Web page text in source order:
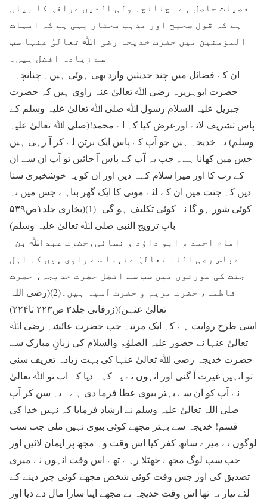
فضیلت حاصل ہے۔ چنانچہ ولی الدین عراقی کا بیان
ہے کہ قول صحیح اور مذہب مختار یہی ہے کہ امہات
المؤمنین میں حضرت خدیجہ رضی اﷲ تعالیٰ عنہا سب
سے زیادہ افضل ہیں۔
حضرت ابوہریرہ رضی اﷲ تعالیٰ عنہ راوی ہیں کہ حضرت
جبریل علیہ السلام رسول اﷲ صلی اﷲ تعالیٰ علیہ وسلم کے
پاس تشریف لائے اورعرض کیا کہ اے محمد!(صلی اﷲ تعالیٰ علیہ
وسلم) یہ خدیجہ ہیں جو آپ کے پاس ایک برتن لے کر آ رہی ہیں
جس میں کھانا ہے۔ جب یہ آپ کے پاس آ جائیں تو آپ ان سے ان
کے رب کا اور میرا سلام کہہ دیں اور ان کو یہ خوشخبری سنا
دیں کہ جنت میں ان کے لئے موتی کا ایک گھر بناہے جس میں نہ
کوئی شور ہو گا نہ کوئی تکلیف ہو گی۔(1)(بخاری جلد۱ص۵۳۹
باب تزویج النبی صلی اﷲ تعالیٰ علیہ وسلم)
عباس رضی اللہ تعالیٰ عنہما سے راوی ہیں کہ اہل
جنت کی عورتوں میں سب سے افضل حضرت خدیجہ، حضرت
فاطمہ، حضرت مریم و حضرت آسیہ ہیں۔(2)(رضی اللہ
تعالیٰ عنہن)(زرقانی جلد۳ ص۲۲۳ تا۲۲۴)
اسی طرح روایت ہے کہ ایک مرتبہ جب حضرت عائشہ رضی اﷲ
تعالیٰ عنہا نے حضور علیہ الصلوٰۃ والسلام کی زبانِ مبارک سے
حضرت خدیجہ رضی اﷲ تعالیٰ عنہا کی بہت زیادہ تعریف سنی
تو انہیں غیرت آ گئی اور انہوں نے یہ کہہ دیا کہ اب تو اﷲ تعالیٰ
نے آپ کو ان سے بہتر بیوی عطا فرما دی ہے۔ یہ سن کر آپ
صلی اللہ تعالیٰ علیہ وسلم نے ارشاد فرمایا کہ نہیں خدا کی
قسم! خدیجہ سے بہتر مجھے کوئی بیوی نہیں ملی جب سب
لوگوں نے میرے ساتھ کفر کیا اس وقت وہ مجھ پر ایمان لائیں اور
جب سب لوگ مجھے جھٹلا رہے تھے اس وقت انہوں نے میری
تصدیق کی اور جس وقت کوئی شخص مجھے کوئی چیز دینے کے
لئے تیار نہ تھا اس وقت خدیجہ نے مجھے اپنا سارا مال دے دیا اور